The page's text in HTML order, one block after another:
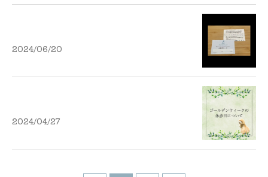
2024/06/20
2024/04/27